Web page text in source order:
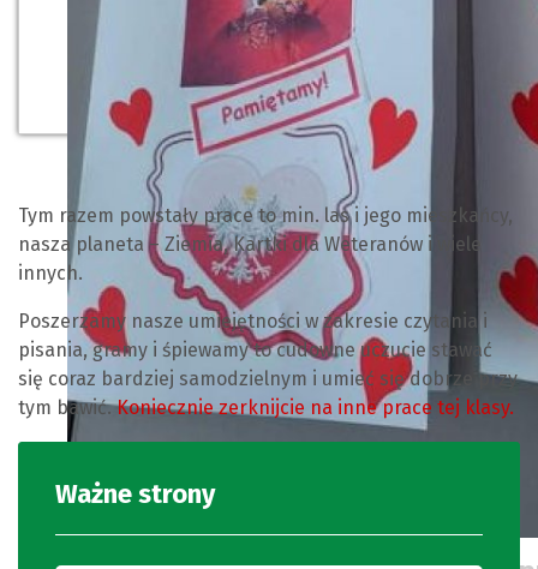
Tym razem powstały prace to min. las i jego mieszkańcy,
nasza planeta – Ziemia, Kartki dla Weteranów i wiele
innych.
Poszerzamy nasze umiejętności w zakresie czytania i
pisania, gramy i śpiewamy to cudowne uczucie stawać
się coraz bardziej samodzielnym i umieć się dobrze przy
tym bawić.Koniecznie zerknijcie na inne prace tej klasy.
Ważne strony